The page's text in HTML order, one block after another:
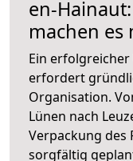
en-
machen es
Ein erfolgreicher
erfordert
Organisation.
Lünen nach
Verpackung des
sorgfältig